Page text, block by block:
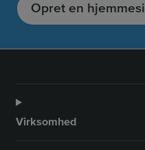
Opret en
Virksomhed